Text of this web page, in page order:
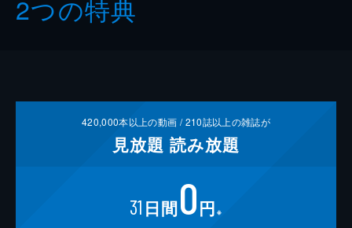
2つの特典
420,000本以上の動画 /210誌以上の雑誌が
見放題 読み放題
31 日間0円 ※